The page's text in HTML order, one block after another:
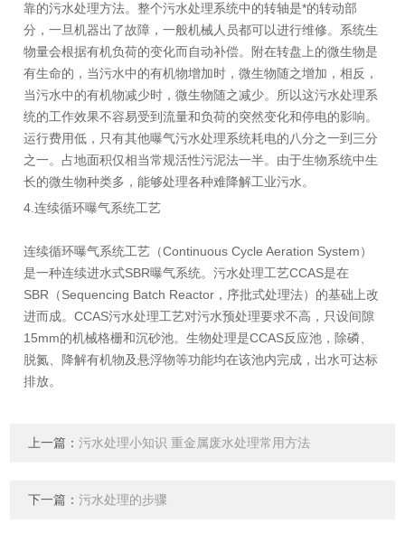
靠的污水处理方法。整个污水处理系统中的转轴是*的转动部
分，一旦机器出了故障，一般机械人员都可以进行维修。系统生
物量会根据有机负荷的变化而自动补偿。附在转盘上的微生物是
有生命的，当污水中的有机物增加时，微生物随之增加，相反，
当污水中的有机物减少时，微生物随之减少。所以这污水处理系
统的工作效果不容易受到流量和负荷的突然变化和停电的影响。
运行费用低，只有其他曝气污水处理系统耗电的八分之一到三分
之一。占地面积仅相当常规活性污泥法一半。由于生物系统中生
长的微生物种类多，能够处理各种难降解工业污水。
4.连续循环曝气系统工艺
连续循环曝气系统工艺（Continuous Cycle Aeration System）
是一种连续进水式SBR曝气系统。污水处理工艺CCAS是在
SBR（Sequencing Batch Reactor，序批式处理法）的基础上改
进而成。CCAS污水处理工艺对污水预处理要求不高，只设间隙
15mm的机械格栅和沉砂池。生物处理是CCAS反应池，除磷、
脱氮、降解有机物及悬浮物等功能均在该池内完成，出水可达标
排放。
上一篇：污水处理小知识 重金属废水处理常用方法
下一篇：污水处理的步骤